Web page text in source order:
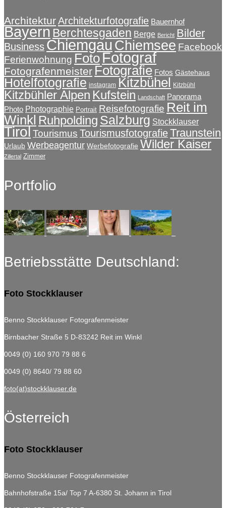
ArchitekturArchitekturfotografie Bauernhof
Bayern Berchtesgaden Berge Bericht Bilder
Business Chiemgau Chiemsee Facebook
Ferienwohnung Foto Fotograf
Fotografenmeister Fotografie Fotos Gästehaus
Hotelfotografie instagram Kitzbühel Kitzbühl
Kitzbühler Alpen Kufstein Landschaft Panorama
Photo Photographie Portrait Reisefotografie Reit im
Winkl Ruhpolding Salzburg Stockklauser
TirolTourismus TourismusfotografieTraunstein
Urlaub Werbeagentur Werbefotografie Wilder Kaiser
Zillertal Zimmer
Portfolio
Betriebsstätte Deutschland:
Foto Stockklauser
Benno Stockklauser Fotografenmeister
Birnbacher Straße 5 D-83242 Reit im Winkl
0049 (0) 160 970 79 88 6
0049 (0) 8640/ 79 88 60
foto(at)stockklauser.de
Österreich
Foto Stockklauser
Benno Stockklauser Fotografenmeister
Bahnhofstraße 15a/ Top 7 A-6380 St. Johann in Tirol